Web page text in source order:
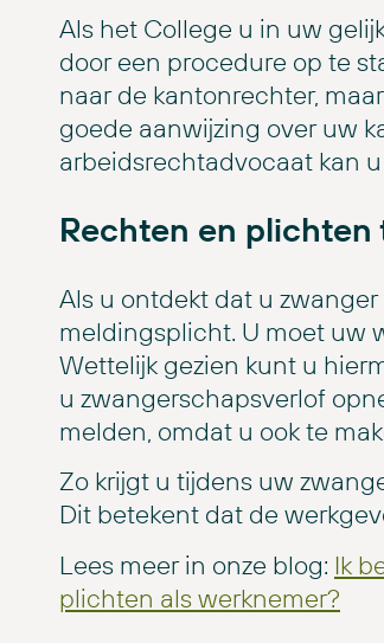
Als het College u in uw
door een procedure op te
naar de kantonrechter,
goede aanwijzing over uw
arbeidsrechtadvocaat kan
Rechten en
Als u ontdekt dat u
meldingsplicht. U moet uw
Wettelijk gezien kunt u
u zwangerschapsverlof
melden, omdat u ook te
Zo krijgt u tijdens uw
Dit betekent dat de
Lees meer in onze blog: Ik
plichten als werknemer?